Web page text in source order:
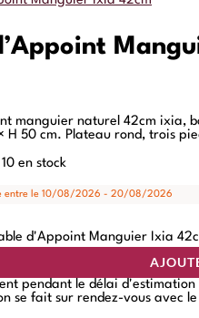
manguier naturel 42cm
H 50 cm. Plateau rond, trois
10 en stock
entre le 10/08/2026 - 20/08/2026
d'Appoint Manguier Ixia
pendant le délai
se fait sur rendez-vous avec